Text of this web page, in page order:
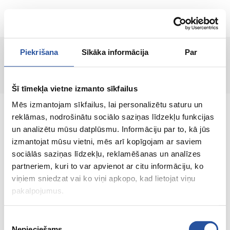
Piekrišana Sīkāka informācija Par
Šī tīmekļa vietne izmanto sīkfailus
Mēs izmantojam sīkfailus, lai personalizētu saturu un
reklāmas, nodrošinātu sociālo saziņas līdzekļu funkcijas
un analizētu mūsu datplūsmu. Informāciju par to, kā jūs
izmantojat mūsu vietni, mēs arī kopīgojam ar saviem
sociālās saziņas līdzekļu, reklamēšanas un analīzes
partneriem, kuri to var apvienot ar citu informāciju, ko
viņiem sniedzat vai ko viņi apkopo, kad lietojat viņu
pakalpojumus.
EN
Page not found!
An online store with great prices and quality
products, where customer satisfaction is our
main value.
Everything for your home and
garden!